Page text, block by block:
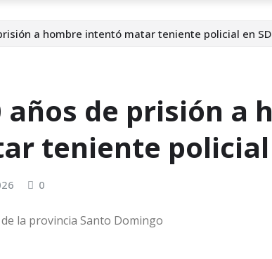
a hombre intentó matar teniente policial en
años de prisión a
teniente policial
0